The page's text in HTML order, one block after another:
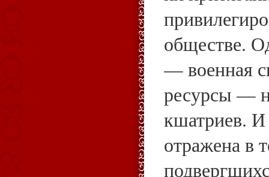
обществе.
— военная
ресурсы —
кшатриев. И
отражена в